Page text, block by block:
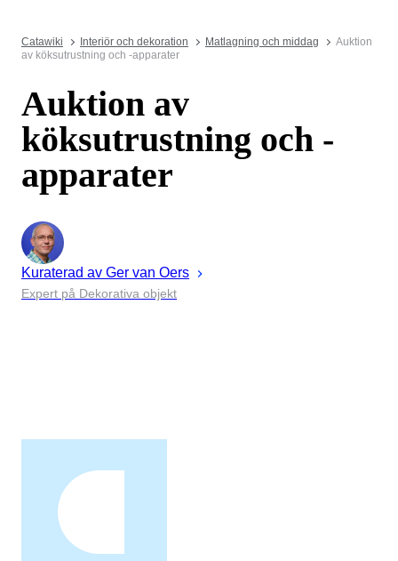
Catawiki Interiör och dekoration Matlagning och middag
Auktion
av köksutrustning och -apparater
Auktion av
köksutrustning och -
apparater
Kuraterad av Ger van Oers
Expert på Dekorativa objekt